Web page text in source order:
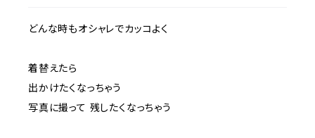
どんな時もオシャレでカッコよく
着替えたら
出かけたくなっちゃう
写真に撮って 残したくなっちゃう